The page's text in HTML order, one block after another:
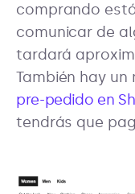
comprando
comunicar de
tardará
También hay un
pre-pedido en
tendrás que